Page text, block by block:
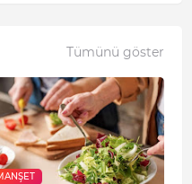
Tümünü göster